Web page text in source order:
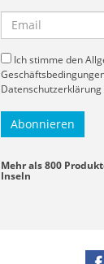
Ich stimme den
Datenschutzerklärung
Mehr als 800
Inseln